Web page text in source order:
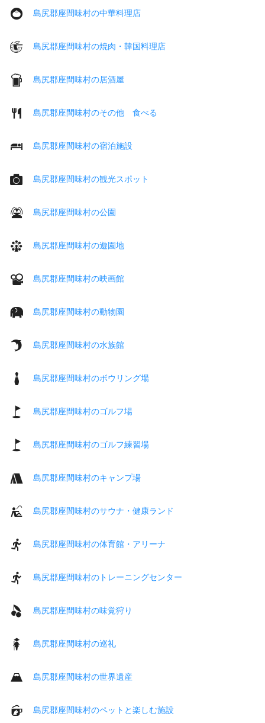
島尻郡座間味村の中華料理店
島尻郡座間味村の焼肉・韓国料理店
島尻郡座間味村の居酒屋
島尻郡座間味村のその他 食べる
島尻郡座間味村の宿泊施設
島尻郡座間味村の観光スポット
島尻郡座間味村の公園
島尻郡座間味村の遊園地
島尻郡座間味村の映画館
島尻郡座間味村の動物園
島尻郡座間味村の水族館
島尻郡座間味村のボウリング場
島尻郡座間味村のゴルフ場
島尻郡座間味村のゴルフ練習場
島尻郡座間味村のキャンプ場
島尻郡座間味村のサウナ・健康ランド
島尻郡座間味村の体育館・アリーナ
島尻郡座間味村のトレーニングセンター
島尻郡座間味村の味覚狩り
島尻郡座間味村の巡礼
島尻郡座間味村の世界遺産
島尻郡座間味村のペットと楽しむ施設